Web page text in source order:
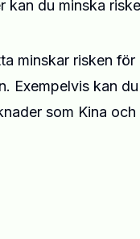
kan du minska
minskar risken för
Exempelvis kan du
som Kina och